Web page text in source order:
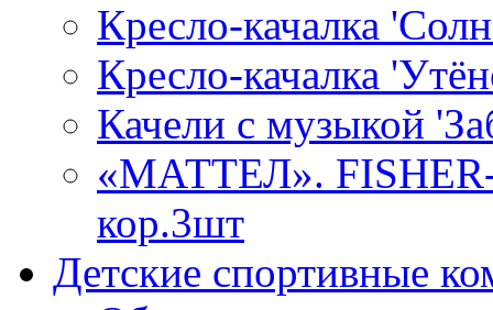
Кресло-качалка
Кресло-качалка
Качели с музыкой
«МАТТЕЛ».
кор.3шт
Детские спортивные